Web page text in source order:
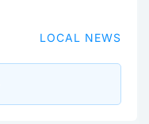
LOCAL NEWS